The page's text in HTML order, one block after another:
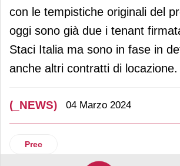
con le tempistiche originali del
oggi sono già due i tenant
Staci Italia ma sono in fase in
anche altri contratti di locazione.
(_NEWS) 04 Marzo 2024
Articolo precedente: 14 negozi
Prec